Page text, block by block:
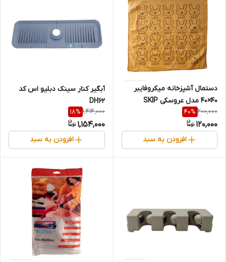
دستمال آشپزخانه میکروفایبر
۴۰×۴۰ مدل عروسکی SKIP
(حوله‌ای)
200,000
40%
120,000
افزودن به سبد
آبگیر کنار سینک دبلیو اس کد
DH62
1,414,000
18%
1,154,000
افزودن به سبد